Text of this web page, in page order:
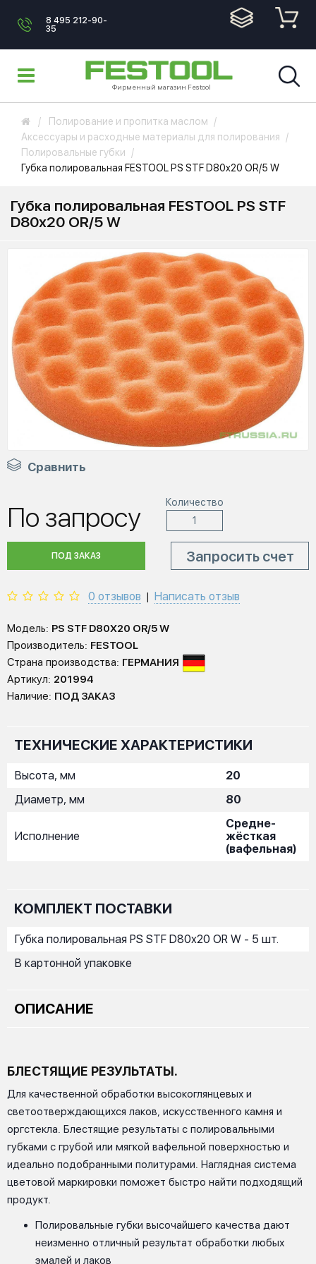
8 495 212-90-
35
Фирменный магазин Festool
Полирование и пропитка маслом
Аксессуары и расходные материалы для полирования
Полировальные губки
Губка полировальная FESTOOL PS STF D80x20 OR/5 W
Губка полировальная FESTOOL PS STF
D80x20 OR/5 W
Сравнить
По запросу Количество
ПОД ЗАКАЗ Запросить счет
0 отзывов Написать отзыв
Модель: PS STF D80X20 OR/5 W
Производитель: FESTOOL
Страна производства: ГЕРМАНИЯ
Артикул: 201994
Наличие: ПОД ЗАКАЗ
ТЕХНИЧЕСКИЕ ХАРАКТЕРИСТИКИ
Высота, мм
20
Диаметр, мм
80
Исполнение
Средне-
жёсткая
(вафельная)
КОМПЛЕКТ ПОСТАВКИ
Губка полировальная PS STF D80x20 OR W - 5 шт.
В картонной упаковке
ОПИСАНИЕ
БЛЕСТЯЩИЕ РЕЗУЛЬТАТЫ.
Для качественной обработки высокоглянцевых и
светоотверждающихся лаков, искусственного камня и
оргстекла. Блестящие результаты с полировальными
губками с грубой или мягкой вафельной поверхностью и
идеально подобранными политурами. Наглядная система
цветовой маркировки поможет быстро найти подходящий
продукт.
Полировальные губки высочайшего качества дают
неизменно отличный результат обработки любых
эмалей и лаков